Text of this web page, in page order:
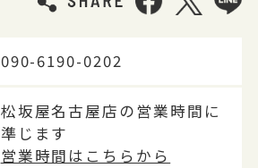
090-6190-0202
松坂屋名古屋店の営業時間に
準じます
営業時間はこちらから